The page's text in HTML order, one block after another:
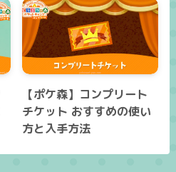
【ポケ森】コンプリート
チケット おすすめの使い
方と入手方法